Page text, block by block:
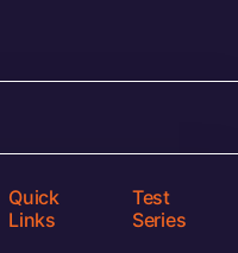
Quick
Links
Test
Series